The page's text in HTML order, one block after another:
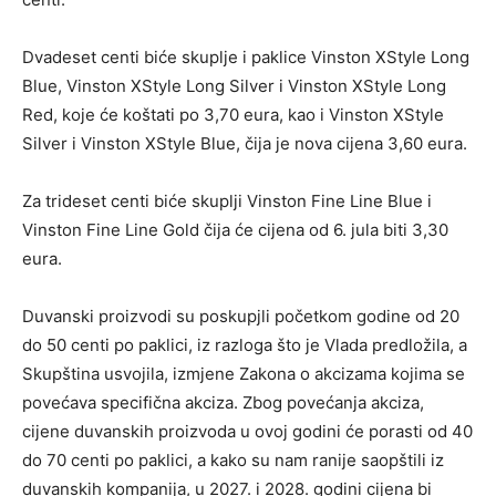
Dvadeset centi biće skuplje i paklice Vinston XStyle Long
Blue, Vinston XStyle Long Silver i Vinston XStyle Long
Red, koje će koštati po 3,70 eura, kao i Vinston XStyle
Silver i Vinston XStyle Blue, čija je nova cijena 3,60 eura.
Za trideset centi biće skuplji Vinston Fine Line Blue i
Vinston Fine Line Gold čija će cijena od 6. jula biti 3,30
eura.
Duvanski proizvodi su poskupjli početkom godine od 20
do 50 centi po paklici, iz razloga što je Vlada predložila, a
Skupština usvojila, izmjene Zakona o akcizama kojima se
povećava specifična akciza. Zbog povećanja akciza,
cijene duvanskih proizvoda u ovoj godini će porasti od 40
do 70 centi po paklici, a kako su nam ranije saopštili iz
duvanskih kompanija, u 2027. i 2028. godini cijena bi